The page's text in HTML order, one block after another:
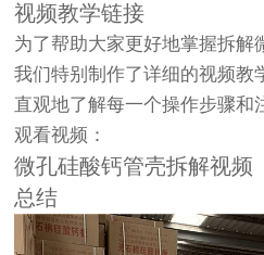
视频教学链接
为了帮助大家更好地掌握拆解
我们特别制作了详细的视频教
直观地了解每一个操作步骤和
观看视频：
微孔硅酸钙管壳拆解视频
总结